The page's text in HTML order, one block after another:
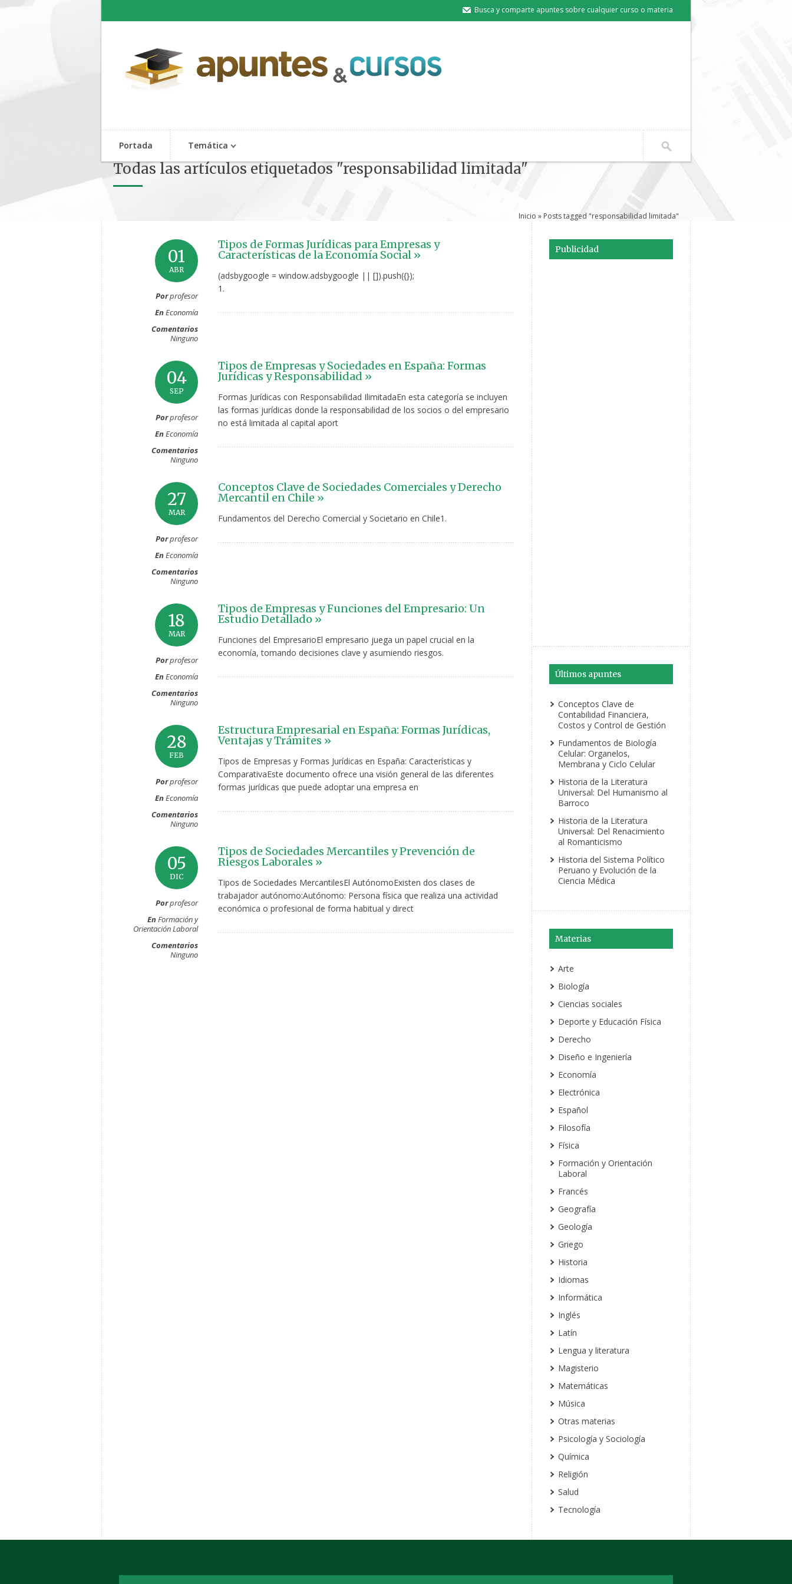
Busca y comparte apuntes sobre cualquier curso o materia
Portada Temática
Todas las artículos etiquetados "responsabilidad limitada"
Inicio » Posts tagged "responsabilidad limitada"
01
ABR
Porprofesor
EnEconomía
Comentarios
Ninguno
Tipos de Formas Jurídicas para Empresas y
Características de la Economía Social »
(adsbygoogle = window.adsbygoogle || []).push({});
1.
04
SEP
Porprofesor
EnEconomía
Comentarios
Ninguno
Tipos de Empresas y Sociedades en España: Formas
Jurídicas y Responsabilidad »
Formas Jurídicas con Responsabilidad IlimitadaEn esta categoría se incluyen
las formas jurídicas donde la responsabilidad de los socios o del empresario
no está limitada al capital aport
27
MAR
Porprofesor
EnEconomía
Comentarios
Ninguno
Conceptos Clave de Sociedades Comerciales y Derecho
Mercantil en Chile »
Fundamentos del Derecho Comercial y Societario en Chile1.
18
MAR
Porprofesor
EnEconomía
Comentarios
Ninguno
Tipos de Empresas y Funciones del Empresario: Un
Estudio Detallado »
Funciones del EmpresarioEl empresario juega un papel crucial en la
economía, tomando decisiones clave y asumiendo riesgos.
28
FEB
Porprofesor
EnEconomía
Comentarios
Ninguno
Estructura Empresarial en España: Formas Jurídicas,
Ventajas y Trámites »
Tipos de Empresas y Formas Jurídicas en España: Características y
ComparativaEste documento ofrece una visión general de las diferentes
formas jurídicas que puede adoptar una empresa en
05
DIC
Porprofesor
EnFormación y
Orientación Laboral
Comentarios
Ninguno
Tipos de Sociedades Mercantiles y Prevención de
Riesgos Laborales »
Tipos de Sociedades MercantilesEl AutónomoExisten dos clases de
trabajador autónomo:Autónomo: Persona física que realiza una actividad
económica o profesional de forma habitual y direct
Publicidad
Últimos apuntes
Conceptos Clave de
Contabilidad Financiera,
Costos y Control de Gestión
Fundamentos de Biología
Celular: Organelos,
Membrana y Ciclo Celular
Historia de la Literatura
Universal: Del Humanismo al
Barroco
Historia de la Literatura
Universal: Del Renacimiento
al Romanticismo
Historia del Sistema Político
Peruano y Evolución de la
Ciencia Médica
Materias
Arte
Biología
Ciencias sociales
Deporte y Educación Física
Derecho
Diseño e Ingeniería
Economía
Electrónica
Español
Filosofía
Física
Formación y Orientación
Laboral
Francés
Geografía
Geología
Griego
Historia
Idiomas
Informática
Inglés
Latín
Lengua y literatura
Magisterio
Matemáticas
Música
Otras materias
Psicología y Sociología
Química
Religión
Salud
Tecnología